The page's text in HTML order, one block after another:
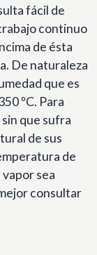
fácil de
continuo
de ésta
De naturaleza
que es
ºC. Para
que sufra
de sus
de
sea
consultar